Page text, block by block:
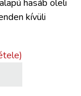
hasáb öleli
kívüli